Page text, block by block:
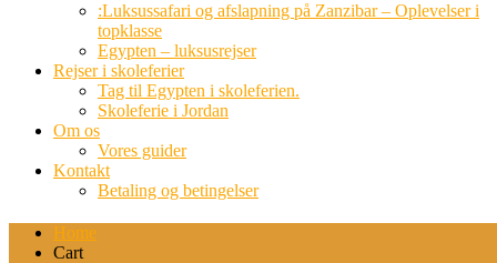
:Luksussafari og afslapning på Zanzibar – Oplevelser i
topklasse
Egypten – luksusrejser
Rejser i skoleferier
Tag til Egypten i skoleferien.
Skoleferie i Jordan
Om os
Vores guider
Kontakt
Betaling og betingelser
Home
Cart